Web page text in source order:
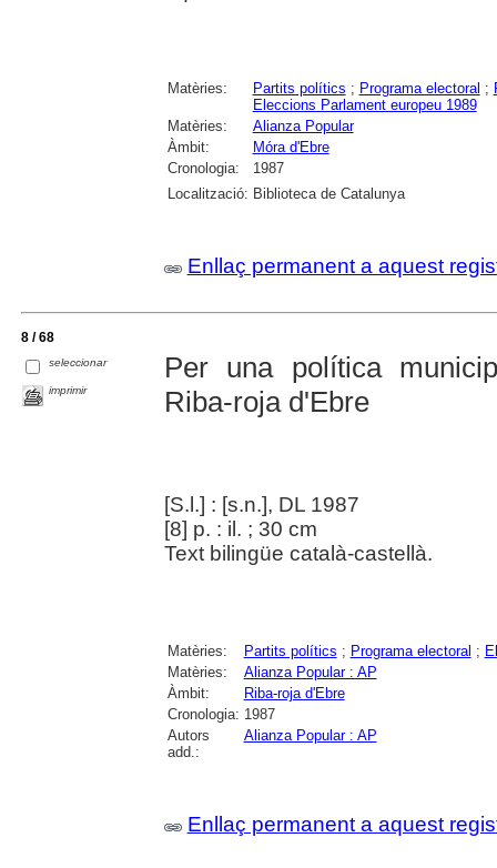
Matèries: Partits polítics ; Programa electoral ;
Eleccions Parlament europeu 1989
Matèries:
Alianza Popular
Àmbit:
Móra d'Ebre
Cronologia:
1987
Localització: Biblioteca de Catalunya
Enllaç permanent a aquest
8 / 68
seleccionar
imprimir
Per una política
Riba-roja d'Ebre
[S.l.] : [s.n.], DL 1987
[8] p. : il. ; 30 cm
Text bilingüe català-castellà.
Matèries: Partits polítics ; Programa electoral ;
Matèries:
Alianza Popular : AP
Àmbit:
Riba-roja d'Ebre
Cronologia: 1987
Autors
add.:
Alianza Popular : AP
Enllaç permanent a aquest